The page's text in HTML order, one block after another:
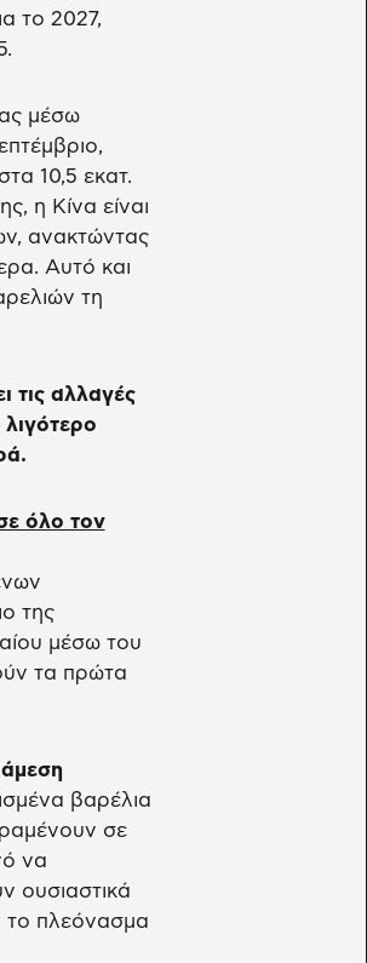
το 2027,
μέσω
10,5 εκατ.
η Κίνα είναι
ανακτώντας
Αυτό και
τη
τις αλλαγές
όλο τον
της
μέσω του
τα πρώτα
βαρέλια
σε
να
ουσιαστικά
το πλεόνασμα